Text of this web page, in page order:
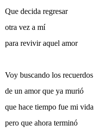
Que decida regresar
otra vez a mí
para revivir aquel amor
Voy buscando los recuerdos
de un amor que ya murió
que hace tiempo fue mi vida
pero que ahora terminó